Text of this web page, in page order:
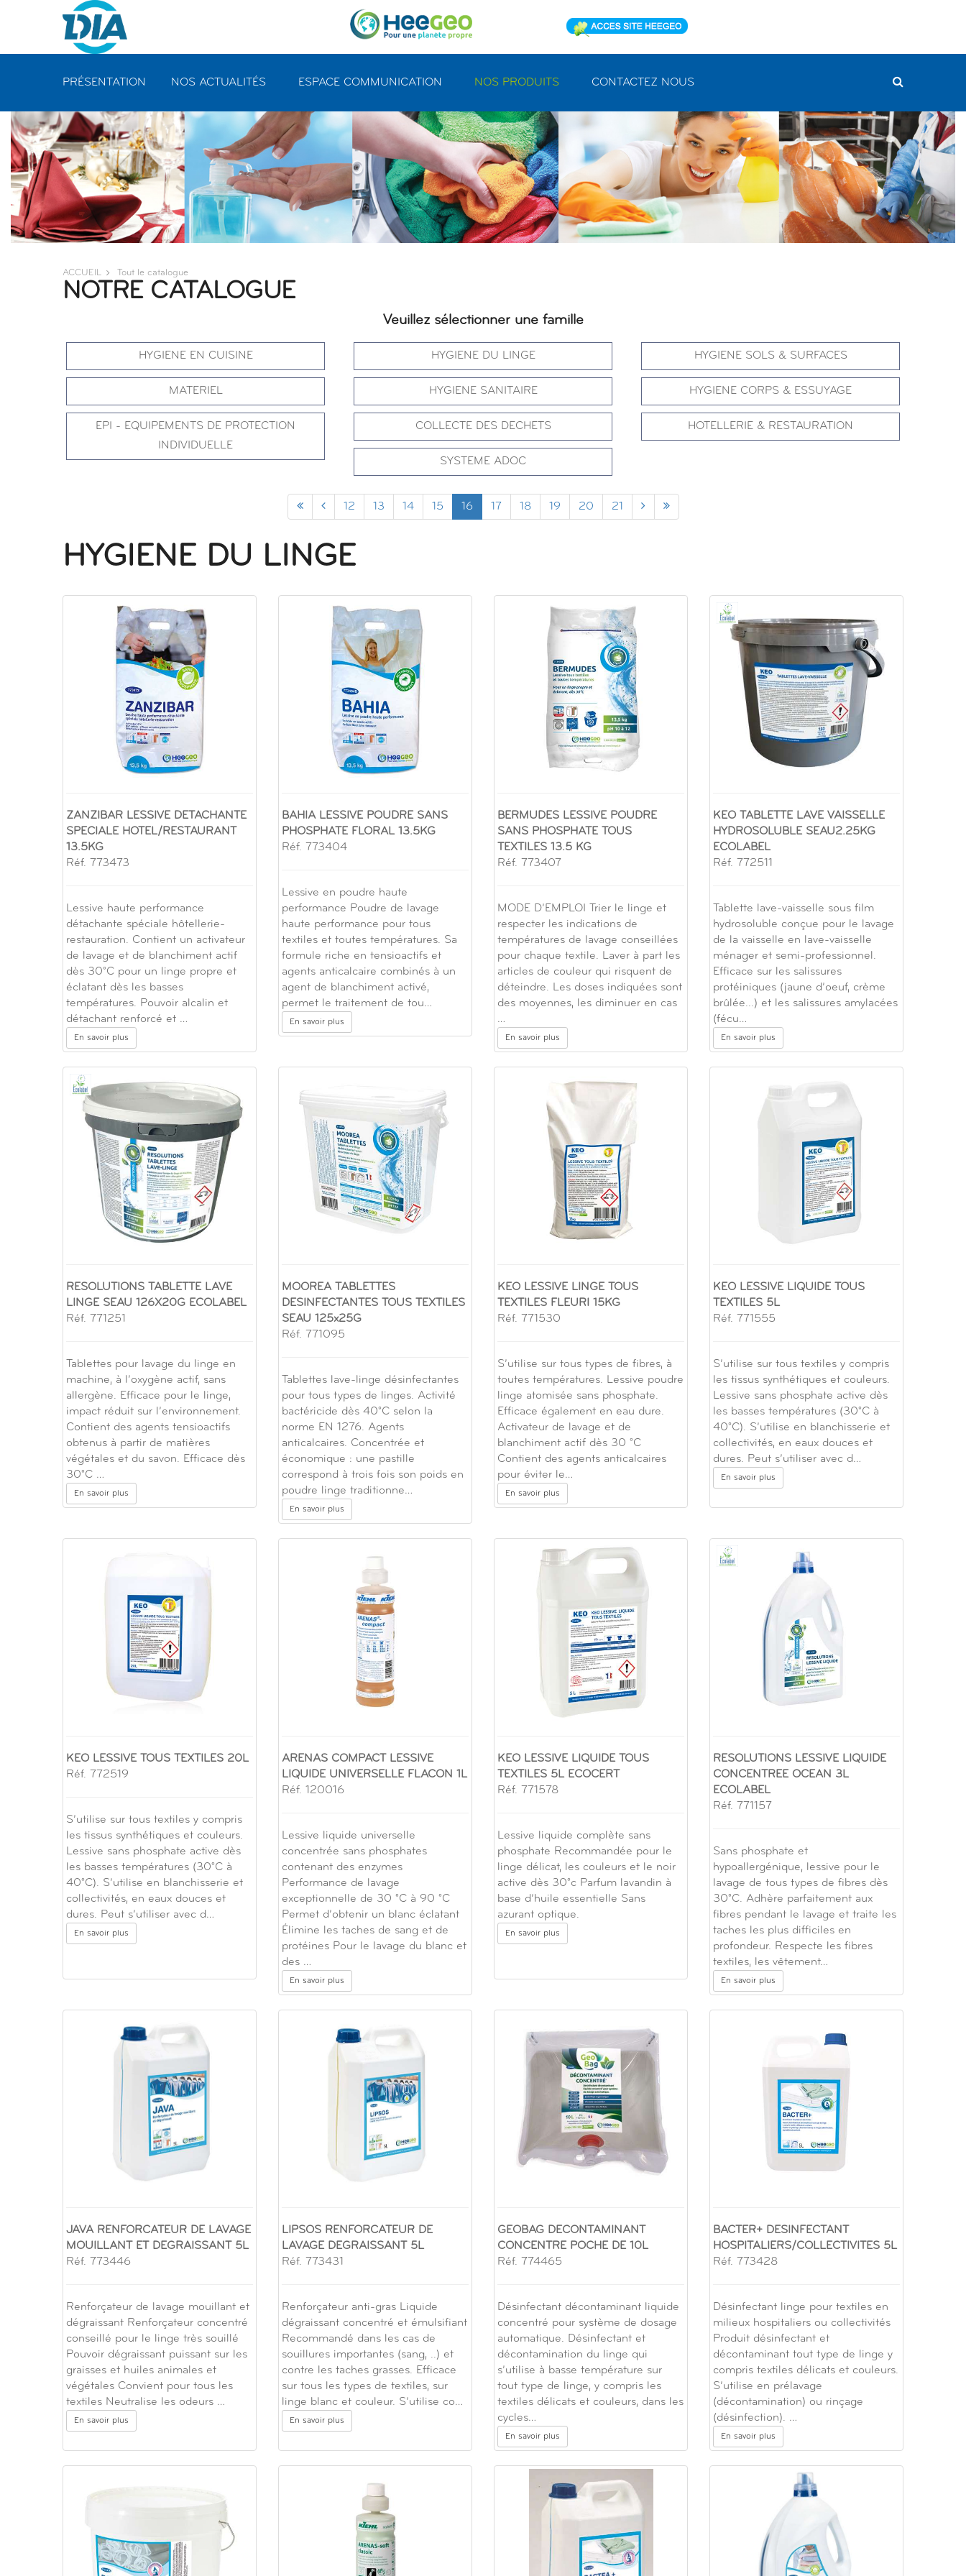
PRÉSENTATION NOS ACTUALITÉS ESPACE COMMUNICATION NOS PRODUITS CONTACTEZ NOUS
ACCUEIL Tout le catalogue
NOTRE CATALOGUE
Veuillez sélectionner une famille
HYGIENE EN CUISINE HYGIENE DU LINGE HYGIENE SOLS & SURFACES
MATERIEL HYGIENE SANITAIRE HYGIENE CORPS & ESSUYAGE
EPI - EQUIPEMENTS DE PROTECTION
INDIVIDUELLE
COLLECTE DES DECHETS HOTELLERIE & RESTAURATION
SYSTEME ADOC
12 13 14 15 16 17 18 19 20 21
HYGIENE DU LINGE
ZANZIBAR LESSIVE DETACHANTE
SPECIALE HOTEL/RESTAURANT
13.5KG
Réf. 773473
Lessive haute performance
détachante spéciale hôtellerie-
restauration. Contient un activateur
de lavage et de blanchiment actif
dès 30°C pour un linge propre et
éclatant dès les basses
températures. Pouvoir alcalin et
détachant renforcé et …
En savoir plus
BAHIA LESSIVE POUDRE SANS
PHOSPHATE FLORAL 13.5KG
Réf. 773404
Lessive en poudre haute
performance Poudre de lavage
haute performance pour tous
textiles et toutes températures. Sa
formule riche en tensioactifs et
agents anticalcaire combinés à un
agent de blanchiment activé,
permet le traitement de tou…
En savoir plus
BERMUDES LESSIVE POUDRE
SANS PHOSPHATE TOUS
TEXTILES 13.5 KG
Réf. 773407
MODE D’EMPLOI Trier le linge et
respecter les indications de
températures de lavage conseillées
pour chaque textile. Laver à part les
articles de couleur qui risquent de
déteindre. Les doses indiquées sont
des moyennes, les diminuer en cas
…
En savoir plus
KEO TABLETTE LAVE VAISSELLE
HYDROSOLUBLE SEAU2.25KG
ECOLABEL
Réf. 772511
Tablette lave-vaisselle sous film
hydrosoluble conçue pour le lavage
de la vaisselle en lave-vaisselle
ménager et semi-professionnel.
Efficace sur les salissures
protéiniques (jaune d’oeuf, crème
brûlée...) et les salissures amylacées
(fécu…
En savoir plus
RESOLUTIONS TABLETTE LAVE
LINGE SEAU 126X20G ECOLABEL
Réf. 771251
Tablettes pour lavage du linge en
machine, à l’oxygène actif, sans
allergène. Efficace pour le linge,
impact réduit sur l’environnement.
Contient des agents tensioactifs
obtenus à partir de matières
végétales et du savon. Efficace dès
30°C …
En savoir plus
MOOREA TABLETTES
DESINFECTANTES TOUS TEXTILES
SEAU 125x25G
Réf. 771095
Tablettes lave-linge désinfectantes
pour tous types de linges. Activité
bactéricide dès 40°C selon la
norme EN 1276. Agents
anticalcaires. Concentrée et
économique : une pastille
correspond à trois fois son poids en
poudre linge traditionne…
En savoir plus
KEO LESSIVE LINGE TOUS
TEXTILES FLEURI 15KG
Réf. 771530
S’utilise sur tous types de fibres, à
toutes températures. Lessive poudre
linge atomisée sans phosphate.
Efficace également en eau dure.
Activateur de lavage et de
blanchiment actif dès 30 °C
Contient des agents anticalcaires
pour éviter le…
En savoir plus
KEO LESSIVE LIQUIDE TOUS
TEXTILES 5L
Réf. 771555
S’utilise sur tous textiles y compris
les tissus synthétiques et couleurs.
Lessive sans phosphate active dès
les basses températures (30°C à
40°C). S’utilise en blanchisserie et
collectivités, en eaux douces et
dures. Peut s’utiliser avec d…
En savoir plus
KEO LESSIVE TOUS TEXTILES 20L
Réf. 772519
S’utilise sur tous textiles y compris
les tissus synthétiques et couleurs.
Lessive sans phosphate active dès
les basses températures (30°C à
40°C). S’utilise en blanchisserie et
collectivités, en eaux douces et
dures. Peut s’utiliser avec d…
En savoir plus
ARENAS COMPACT LESSIVE
LIQUIDE UNIVERSELLE FLACON 1L
Réf. 120016
Lessive liquide universelle
concentrée sans phosphates
contenant des enzymes
Performance de lavage
exceptionnelle de 30 °C à 90 °C
Permet d’obtenir un blanc éclatant
Élimine les taches de sang et de
protéines Pour le lavage du blanc et
des …
En savoir plus
KEO LESSIVE LIQUIDE TOUS
TEXTILES 5L ECOCERT
Réf. 771578
Lessive liquide complète sans
phosphate Recommandée pour le
linge délicat, les couleurs et le noir
active dès 30°c Parfum lavandin à
base d’huile essentielle Sans
azurant optique.
En savoir plus
RESOLUTIONS LESSIVE LIQUIDE
CONCENTREE OCEAN 3L
ECOLABEL
Réf. 771157
Sans phosphate et
hypoallergénique, lessive pour le
lavage de tous types de fibres dès
30°C. Adhère parfaitement aux
fibres pendant le lavage et traite les
taches les plus difficiles en
profondeur. Respecte les fibres
textiles, les vêtement…
En savoir plus
JAVA RENFORCATEUR DE LAVAGE
MOUILLANT ET DEGRAISSANT 5L
Réf. 773446
Renforçateur de lavage mouillant et
dégraissant Renforçateur concentré
conseillé pour le linge très souillé
Pouvoir dégraissant puissant sur les
graisses et huiles animales et
végétales Convient pour tous les
textiles Neutralise les odeurs …
En savoir plus
LIPSOS RENFORCATEUR DE
LAVAGE DEGRAISSANT 5L
Réf. 773431
Renforçateur anti-gras Liquide
dégraissant concentré et émulsifiant
Recommandé dans les cas de
souillures importantes (sang, ..) et
contre les taches grasses. Efficace
sur tous les types de textiles, sur
linge blanc et couleur. S’utilise co…
En savoir plus
GEOBAG DECONTAMINANT
CONCENTRE POCHE DE 10L
Réf. 774465
Désinfectant décontaminant liquide
concentré pour système de dosage
automatique. Désinfectant et
décontamination du linge qui
s’utilise à basse température sur
tout type de linge, y compris les
textiles délicats et couleurs, dans les
cycles…
En savoir plus
BACTER+ DESINFECTANT
HOSPITALIERS/COLLECTIVITES 5L
Réf. 773428
Désinfectant linge pour textiles en
milieux hospitaliers ou collectivités
Produit désinfectant et
décontaminant tout type de linge y
compris textiles délicats et couleurs.
S’utilise en prélavage
(décontamination) ou rinçage
(désinfection). …
En savoir plus
Panneau de gestion des cookies